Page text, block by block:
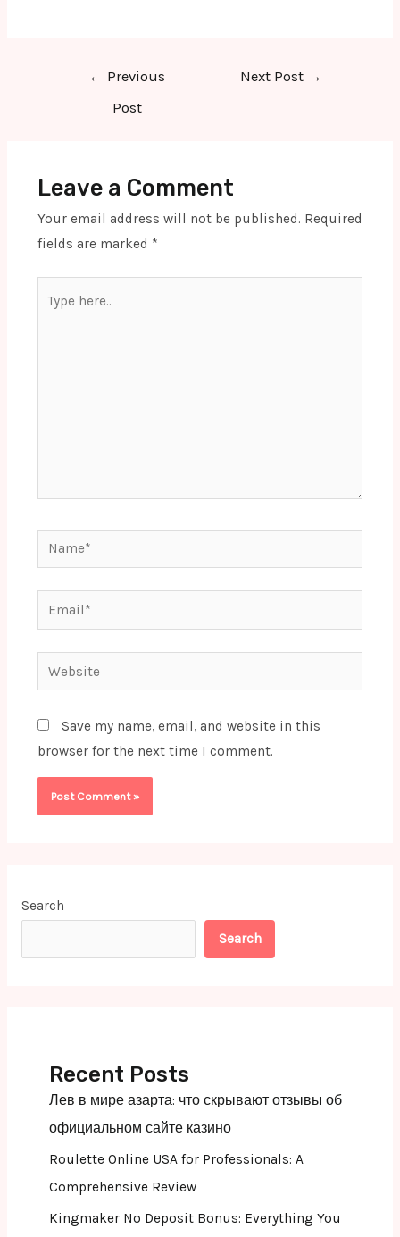
← Previous
Post
Next Post →
Leave a Comment
Your email address will not be published. Required
fields are marked *
here..
Name*
Email*
Website
Save my name, email, and website in this
browser for the next time I comment.
Search
Search
Recent Posts
Лев в мире азарта: что скрывают отзывы об
официальном сайте казино
Roulette Online USA for Professionals: A
Comprehensive Review
Kingmaker No Deposit Bonus: Everything You